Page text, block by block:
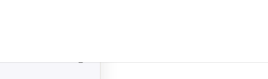
vídeo Tutorial Koisas da Keli
2